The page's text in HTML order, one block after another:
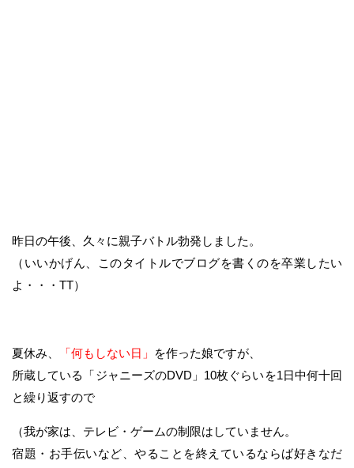
昨日の午後、久々に親子バトル勃発しました。
（いいかげん、このタイトルでブログを書くのを卒業したい
よ・・・TT）
夏休み、 「何もしない日」
を作った娘ですが、
所蔵している「ジャニーズのDVD」10枚ぐらいを1日中何十回
と繰り返すので
（我が家は、テレビ・ゲームの制限はしていません。
宿題・お手伝いなど、やることを終えているならば好きなだ